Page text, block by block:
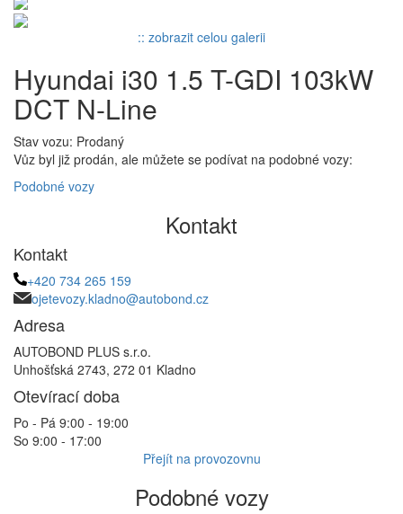
:: zobrazit celou galerii
Hyundai i30 1.5 T-GDI 103kW
DCT N-Line
Stav vozu: Prodaný
Vůz byl již prodán, ale můžete se podívat na podobné vozy:
Podobné vozy
Kontakt
Kontakt
+420 734 265 159
ojetevozy.kladno@autobond.cz
Adresa
AUTOBOND PLUS s.r.o.
Unhošťská 2743, 272 01 Kladno
Otevírací doba
Po - Pá 9:00 - 19:00
So 9:00 - 17:00
Přejít na provozovnu
Podobné vozy